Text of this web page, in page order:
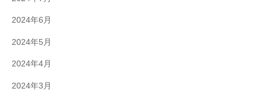
2024年6月
2024年5月
2024年4月
2024年3月